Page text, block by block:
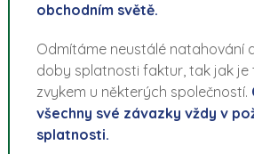
obchodním světě.
Odmítáme neustálé natahování
doby splatnosti faktur, tak jak je
zvykem u některých společností.
všechny své závazky vždy v
splatnosti.